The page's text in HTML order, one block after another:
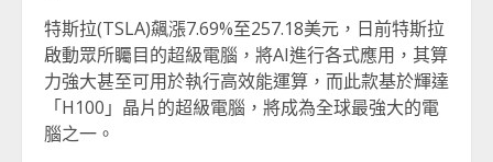
特斯拉(TSLA)飆漲7.69%至257.18美元，日前特斯拉
啟動眾所矚目的超級電腦，將AI進行各式應用，其算
力強大甚至可用於執行高效能運算，而此款基於輝達
「H100」晶片的超級電腦，將成為全球最強大的電
腦之一。